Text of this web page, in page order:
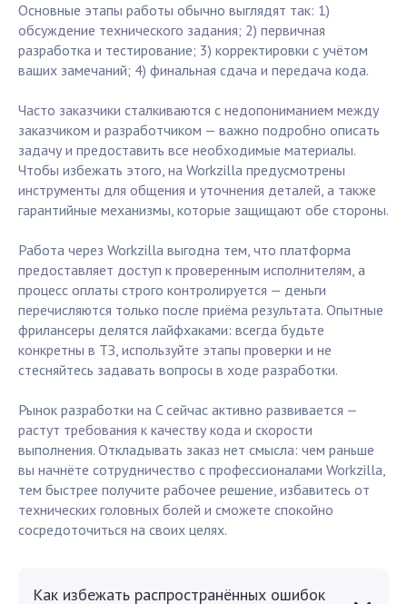
Основные этапы работы обычно выглядят так: 1)
обсуждение технического задания; 2) первичная
разработка и тестирование; 3) корректировки с учётом
ваших замечаний; 4) финальная сдача и передача кода.
Часто заказчики сталкиваются с недопониманием между
заказчиком и разработчиком — важно подробно описать
задачу и предоставить все необходимые материалы.
Чтобы избежать этого, на Workzilla предусмотрены
инструменты для общения и уточнения деталей, а также
гарантийные механизмы, которые защищают обе стороны.
Работа через Workzilla выгодна тем, что платформа
предоставляет доступ к проверенным исполнителям, а
процесс оплаты строго контролируется — деньги
перечисляются только после приёма результата. Опытные
фрилансеры делятся лайфхаками: всегда будьте
конкретны в ТЗ, используйте этапы проверки и не
стесняйтесь задавать вопросы в ходе разработки.
Рынок разработки на C сейчас активно развивается —
растут требования к качеству кода и скорости
выполнения. Откладывать заказ нет смысла: чем раньше
вы начнёте сотрудничество с профессионалами Workzilla,
тем быстрее получите рабочее решение, избавитесь от
технических головных болей и сможете спокойно
сосредоточиться на своих целях.
Как избежать распространённых ошибок